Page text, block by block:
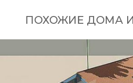
ПОХОЖИЕ ДОМА